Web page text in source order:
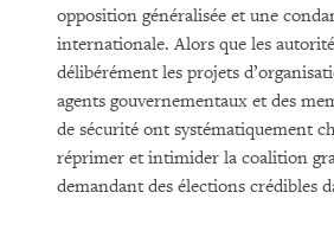
opposition généralisée et une
internationale. Alors que les
délibérément les projets
agents gouvernementaux et des
de sécurité ont systématiquement
réprimer et intimider la coalition
demandant des élections crédibles